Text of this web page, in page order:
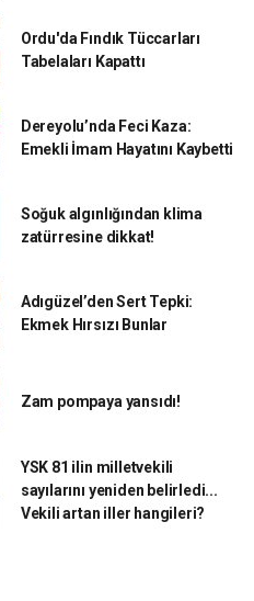
Ordu'da Fındık Tüccarları
Tabelaları Kapattı
Dereyolu’nda Feci Kaza:
Emekli İmam Hayatını Kaybetti
Soğuk algınlığından klima
zatürresine dikkat!
Adıgüzel’den Sert Tepki:
Ekmek Hırsızı Bunlar
Zam pompaya yansıdı!
YSK 81 ilin milletvekili
sayılarını yeniden belirledi...
Vekili artan iller hangileri?